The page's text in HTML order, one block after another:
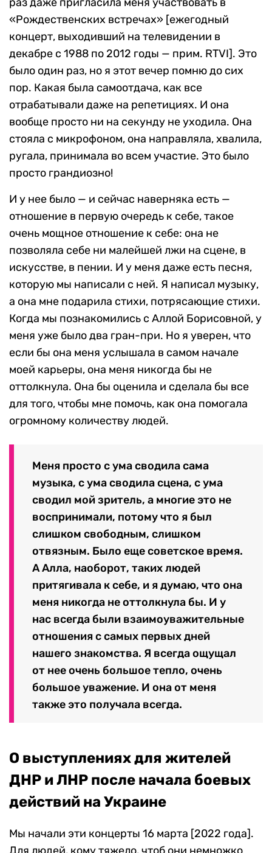
«Рождественских встречах» [ежегодный
концерт, выходивший на телевидении в
декабре с 1988 по 2012 годы — прим. RTVI]. Это
было один раз, но я этот вечер помню до сих
пор. Какая была самоотдача, как все
отрабатывали даже на репетициях. И она
вообще просто ни на секунду не уходила. Она
стояла с микрофоном, она направляла, хвалила,
ругала, принимала во всем участие. Это было
просто грандиозно!
И у нее было — и сейчас наверняка есть —
отношение в первую очередь к себе, такое
очень мощное отношение к себе: она не
позволяла себе ни малейшей лжи на сцене, в
искусстве, в пении. И у меня даже есть песня,
которую мы написали с ней. Я написал музыку,
а она мне подарила стихи, потрясающие стихи.
Когда мы познакомились с Аллой Борисовной, у
меня уже было два гран-при. Но я уверен, что
если бы она меня услышала в самом начале
моей карьеры, она меня никогда бы не
оттолкнула. Она бы оценила и сделала бы все
для того, чтобы мне помочь, как она помогала
огромному количеству людей.
Меня просто с ума сводила сама
музыка, с ума сводила сцена, с ума
сводил мой зритель, а многие это не
воспринимали, потому что я был
слишком свободным, слишком
отвязным. Было еще советское время.
А Алла, наоборот, таких людей
притягивала к себе, и я думаю, что она
меня никогда не оттолкнула бы. И у
нас всегда были взаимоуважительные
отношения с самых первых дней
нашего знакомства. Я всегда ощущал
от нее очень большое тепло, очень
большое уважение. И она от меня
также это получала всегда.
О выступлениях для жителей
ДНР и ЛНР после начала боевых
действий на Украине
Мы начали эти концерты 16 марта [2022 года].